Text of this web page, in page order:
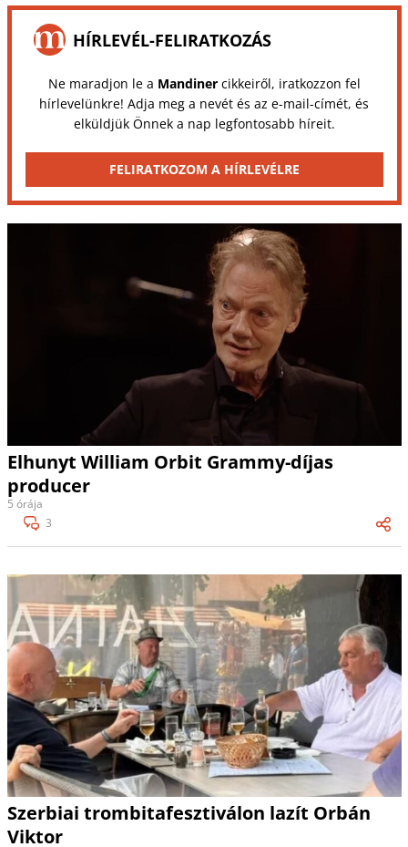
HÍRLEVÉL-FELIRATKOZÁS
Ne maradjon le a Mandinercikkeiről, iratkozzon fel
hírlevelünkre! Adja meg a nevét és az e-mail-címét, és
elküldjük Önnek a nap legfontosabb híreit.
FELIRATKOZOM A HÍRLEVÉLRE
Elhunyt William Orbit Grammy-díjas
producer
5 órája
3
Szerbiai trombitafesztiválon lazít Orbán
Viktor